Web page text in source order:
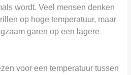
wordt. Veel mensen denken
op hoge temperatuur, maar
garen op een lagere
voor een temperatuur tussen